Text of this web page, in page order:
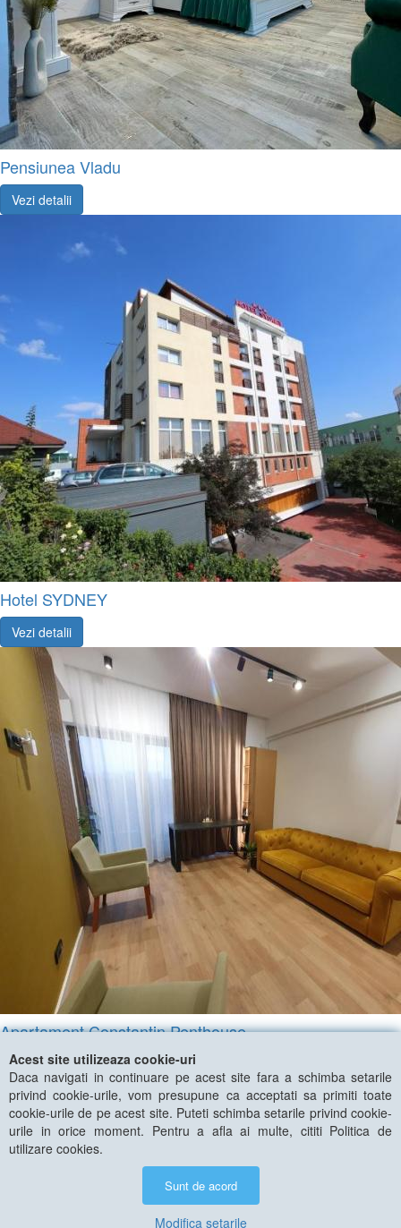
Acest site utilizeaza cookie-uri
Daca navigati in continuare pe acest site fara a schimba setarile
privind cookie-urile, vom presupune ca acceptati sa primiti toate
cookie-urile de pe acest site. Puteti schimba setarile privind cookie-
urile in orice moment. Pentru a afla ai multe, cititi Politica de
utilizare cookies.
Sunt de acord
Modifica setarile
Pensiunea Vladu
Vezi detalii
Hotel SYDNEY
Vezi detalii
Apartament Constantin Penthouse
Vezi detalii
© 2026 Cazare Online. Toate drepturile rezervate.
Cazare Online va pune la dispozitie informatii despre unitati de cazare
din toate zonele turistice, oferte speciale, rezervari online.
Utilizand acest serviciu inseamna ca sunteti de acord cu Termenii si
Obiective turistice in Romania